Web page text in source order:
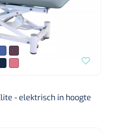
- elektrisch in hoogte